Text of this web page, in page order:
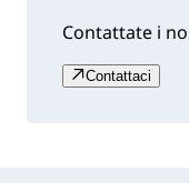
Contattate i
Contattaci